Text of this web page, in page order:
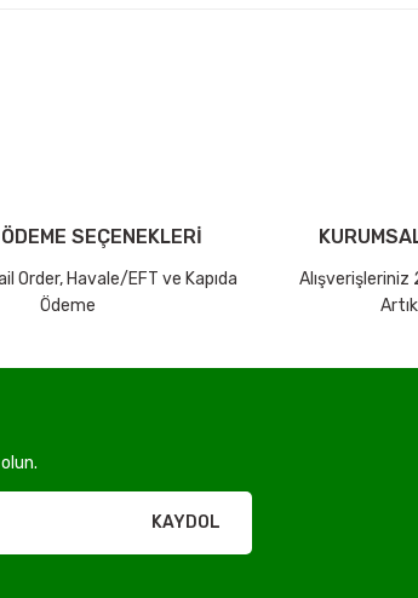
SEÇENEKLERİ
Order, Havale/EFT ve Kapıda
Ödeme
Alışverişleriniz
KAYDOL